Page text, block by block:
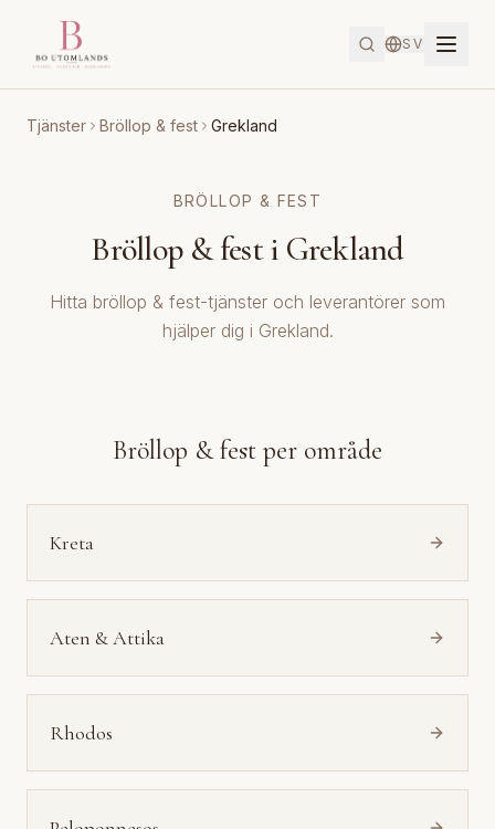
SV
Tjänster Bröllop & fest Grekland
BRÖLLOP & FEST
Bröllop & fest i Grekland
Hitta bröllop & fest-tjänster och leverantörer som
hjälper dig i Grekland.
Bröllop & fest per område
Kreta
Aten & Attika
Rhodos